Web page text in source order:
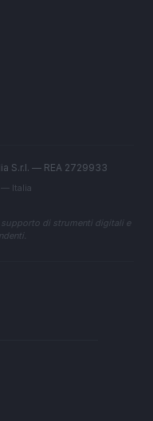
S.r.l. — REA 2729933
— Italia
di strumenti digitali e